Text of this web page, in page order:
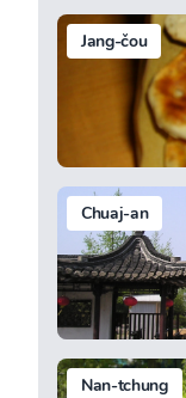
Jang-čou
Chuaj-an
Nan-tchung